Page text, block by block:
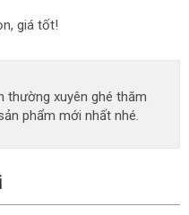
giá tốt!
thường xuyên ghé thăm
phẩm mới nhất nhé.